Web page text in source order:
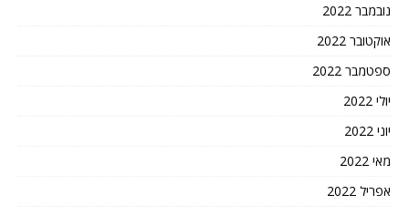
נובמבר 2022
אוקטובר 2022
ספטמבר 2022
יולי 2022
יוני 2022
מאי 2022
אפריל 2022